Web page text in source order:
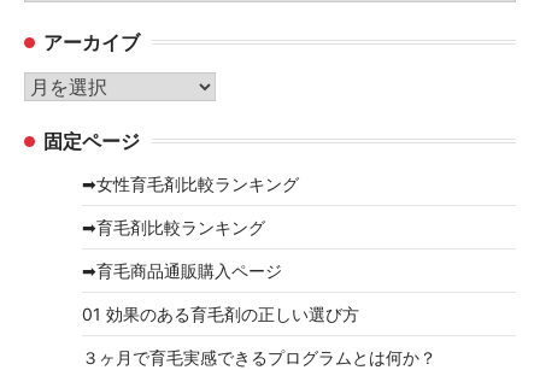
ゴ
リ
ー
アーカイブ
ア
カ 固定ページ
➡女性育毛剤比較ランキング
➡育毛剤比較ランキング
➡育毛商品通販購入ページ
01 効果のある育毛剤の正しい選び方
３ヶ月で育毛実感できるプログラムとは何か？